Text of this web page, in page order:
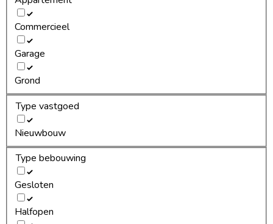
Commercieel
Garage
Grond
Type vastgoed
Nieuwbouw
Type bebouwing
Gesloten
Halfopen